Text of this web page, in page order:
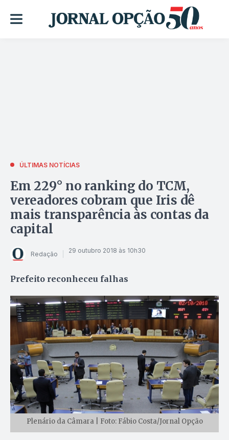
ÚLTIMAS NOTÍCIAS
Em 229° no ranking do TCM,
vereadores cobram que Iris dê
mais transparência às contas da
capital
Redação 29 outubro 2018 às 10h30
Prefeito reconheceu falhas
Plenário da Câmara | Foto: Fábio Costa/Jornal Opção